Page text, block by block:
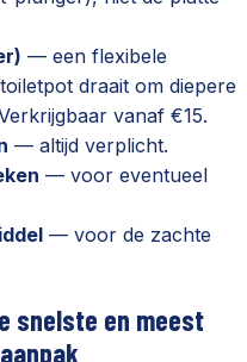
— een flexibele
draait om diepere
vanaf €15.
— altijd verplicht.
— voor eventueel
— voor de zachte
snelste en meest